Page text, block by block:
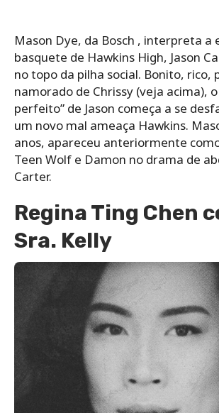
Mason Dye, da Bosch , interpreta a
basquete de Hawkins High, Jason
no topo da pilha social. Bonito, rico,
namorado de Chrissy (veja acima),
perfeito” de Jason começa a se
um novo mal ameaça Hawkins.
anos, apareceu anteriormente
Teen Wolf e Damon no drama de
Carter.
Regina Ting Chen
Sra. Kelly